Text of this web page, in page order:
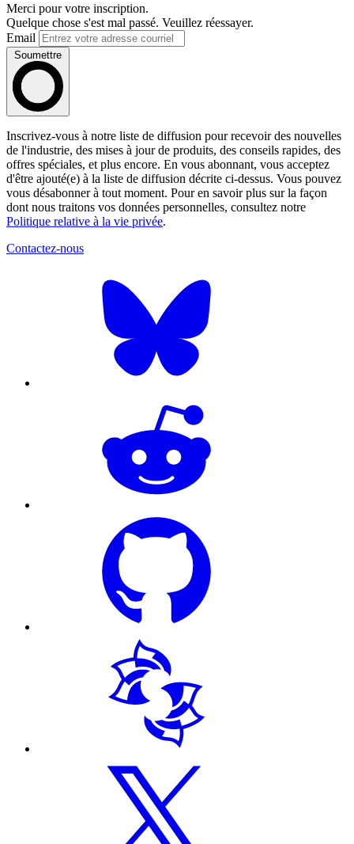
Merci pour votre inscription.
Quelque chose s'est mal passé. Veuillez réessayer.
Email
Soumettre
Inscrivez-vous à notre liste de diffusion pour recevoir des nouvelles
de l'industrie, des mises à jour de produits, des conseils rapides, des
offres spéciales, et plus encore. En vous abonnant, vous acceptez
d'être ajouté(e) à la liste de diffusion décrite ci-dessus. Vous pouvez
vous désabonner à tout moment. Pour en savoir plus sur la façon
dont nous traitons vos données personnelles, consultez notre
Politique relative à la vie privée.
Contactez-nous